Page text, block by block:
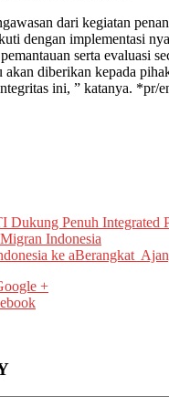
dari kegiatan
dengan implementasi
serta evaluasi
akan diberikan kepada
ini, ” katanya. *pr/
Dukung Penuh Integrated
Indonesia
ke aBerangkat
+